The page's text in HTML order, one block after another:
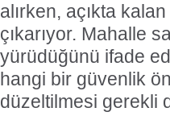
alırken, açıkta
çıkarıyor. Mahalle
yürüdüğünü ifade
hangi bir güvenlik
düzeltilmesi gerekli